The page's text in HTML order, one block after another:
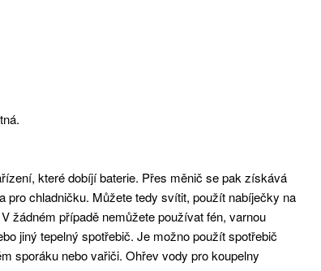
které dobíjí baterie. Přes měnič se pak získává
pro chladničku. Můžete tedy svítit, použít nabíječky na
žádném případě nemůžete používat fén, varnou
jiný tepelný spotřebič. Je možno použít spotřebič
sporáku nebo vařiči. Ohřev vody pro koupelny